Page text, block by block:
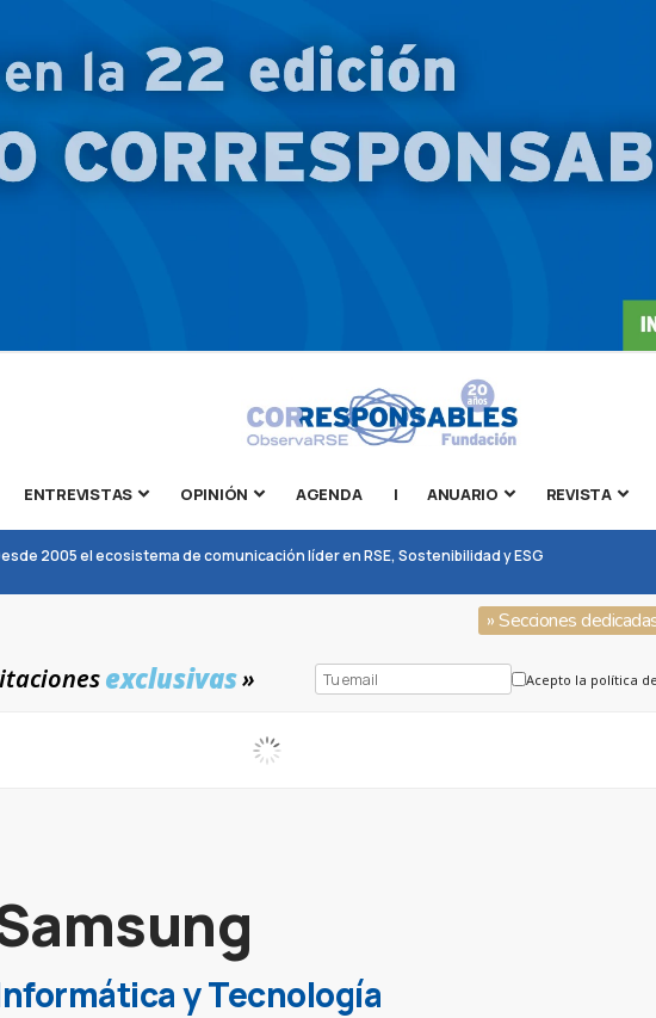
ENTREVISTAS OPINIÓN AGENDA | ANUARIO REVISTA
2005 el ecosistema de comunicación líder en RSE, Sostenibilidad y ESG
» Secciones
exclusivas» Acepto la política
y Tecnología